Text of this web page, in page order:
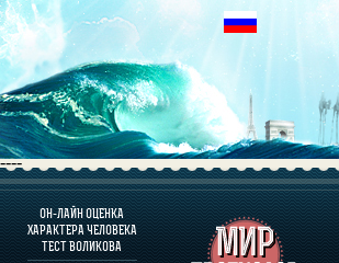
----
ОН-ЛАЙН ОЦЕНКА
ХАРАКТЕРА ЧЕЛОВЕКА
ТЕСТ ВОЛИКОВА
О ПРОГРАММЕ
ОЦЕНКА ХАРАКТЕРA ЧЕЛОВЕКА